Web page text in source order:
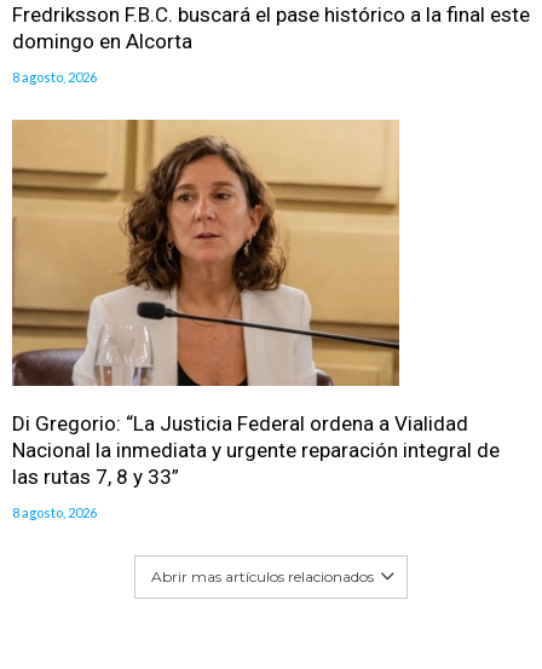
Fredriksson F.B.C. buscará el pase histórico a la final este
domingo en Alcorta
8 agosto, 2026
Di Gregorio: “La Justicia Federal ordena a Vialidad
Nacional la inmediata y urgente reparación integral de
las rutas 7, 8 y 33”
8 agosto, 2026
Abrir mas artículos relacionados